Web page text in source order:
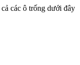
các ô trống dưới đây